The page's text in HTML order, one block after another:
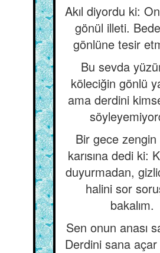
Akıl diyordu ki:
gönül illeti.
gönlüne tesir
Bu sevda
köleciğin gönlü
ama derdini
Bir gece
karısına dedi ki:
duyurmadan,
halini sor
bakalım.
Sen onun anası
Derdini sana